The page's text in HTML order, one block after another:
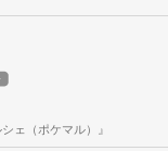
ェ（ポケマル）』